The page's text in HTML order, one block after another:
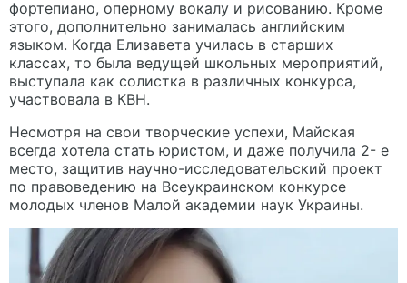
фортепиано, оперному вокалу и рисованию. Кроме
этого, дополнительно занималась английским
языком. Когда Елизавета училась в старших
классах, то была ведущей школьных мероприятий,
выступала как солистка в различных конкурса,
участвовала в КВН.
Несмотря на свои творческие успехи, Майская
всегда хотела стать юристом, и даже получила 2- е
место, защитив научно-исследовательский проект
по правоведению на Всеукраинском конкурсе
молодых членов Малой академии наук Украины.